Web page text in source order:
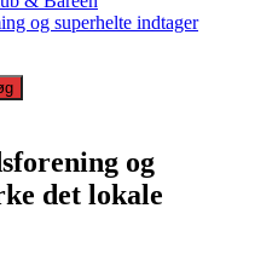
og superhelte indtager
og
det lokale